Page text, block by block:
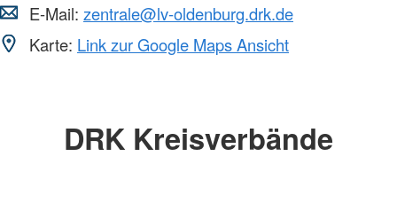
E-Mail: zentrale@lv-oldenburg.drk.de
Karte: Link zur Google Maps Ansicht
DRK Kreisverbände